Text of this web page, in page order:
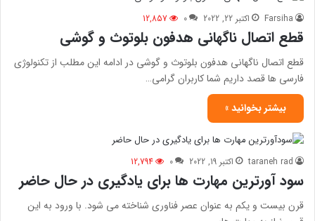
Farsiha اکتبر 22, 2022 0
12,857
قطع اتصال ناگهانی هدفون بلوتوث و گوشی
قطع اتصال ناگهانی هدفون بلوتوث و گوشی در ادامه این مطلب از تکنولوژی
فارسی ها قصد داریم شما کاربران گرامی…
بیشتر بخوانید »
taraneh rad اکتبر 19, 2022 0
12,794
سود آورترین مهارت ها برای یادگیری در حال حاضر
قرن بیست و یکم به عنوان عصر فناوری شناخته می شود. با ورود به این